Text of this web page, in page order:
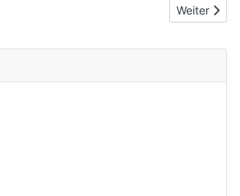
Landespokal Hessen 9. und 10.9.2017
Nächster
Weiter